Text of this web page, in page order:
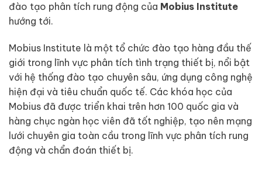
đào tạo phân tích rung động của Mobius Institute
hướng tới.
Mobius Institute là một tổ chức đào tạo hàng đầu thế
giới trong lĩnh vực phân tích tình trạng thiết bị, nổi bật
với hệ thống đào tạo chuyên sâu, ứng dụng công nghệ
hiện đại và tiêu chuẩn quốc tế. Các khóa học của
Mobius đã được triển khai trên hơn 100 quốc gia và
hàng chục ngàn học viên đã tốt nghiệp, tạo nên mạng
lưới chuyên gia toàn cầu trong lĩnh vực phân tích rung
động và chẩn đoán thiết bị.